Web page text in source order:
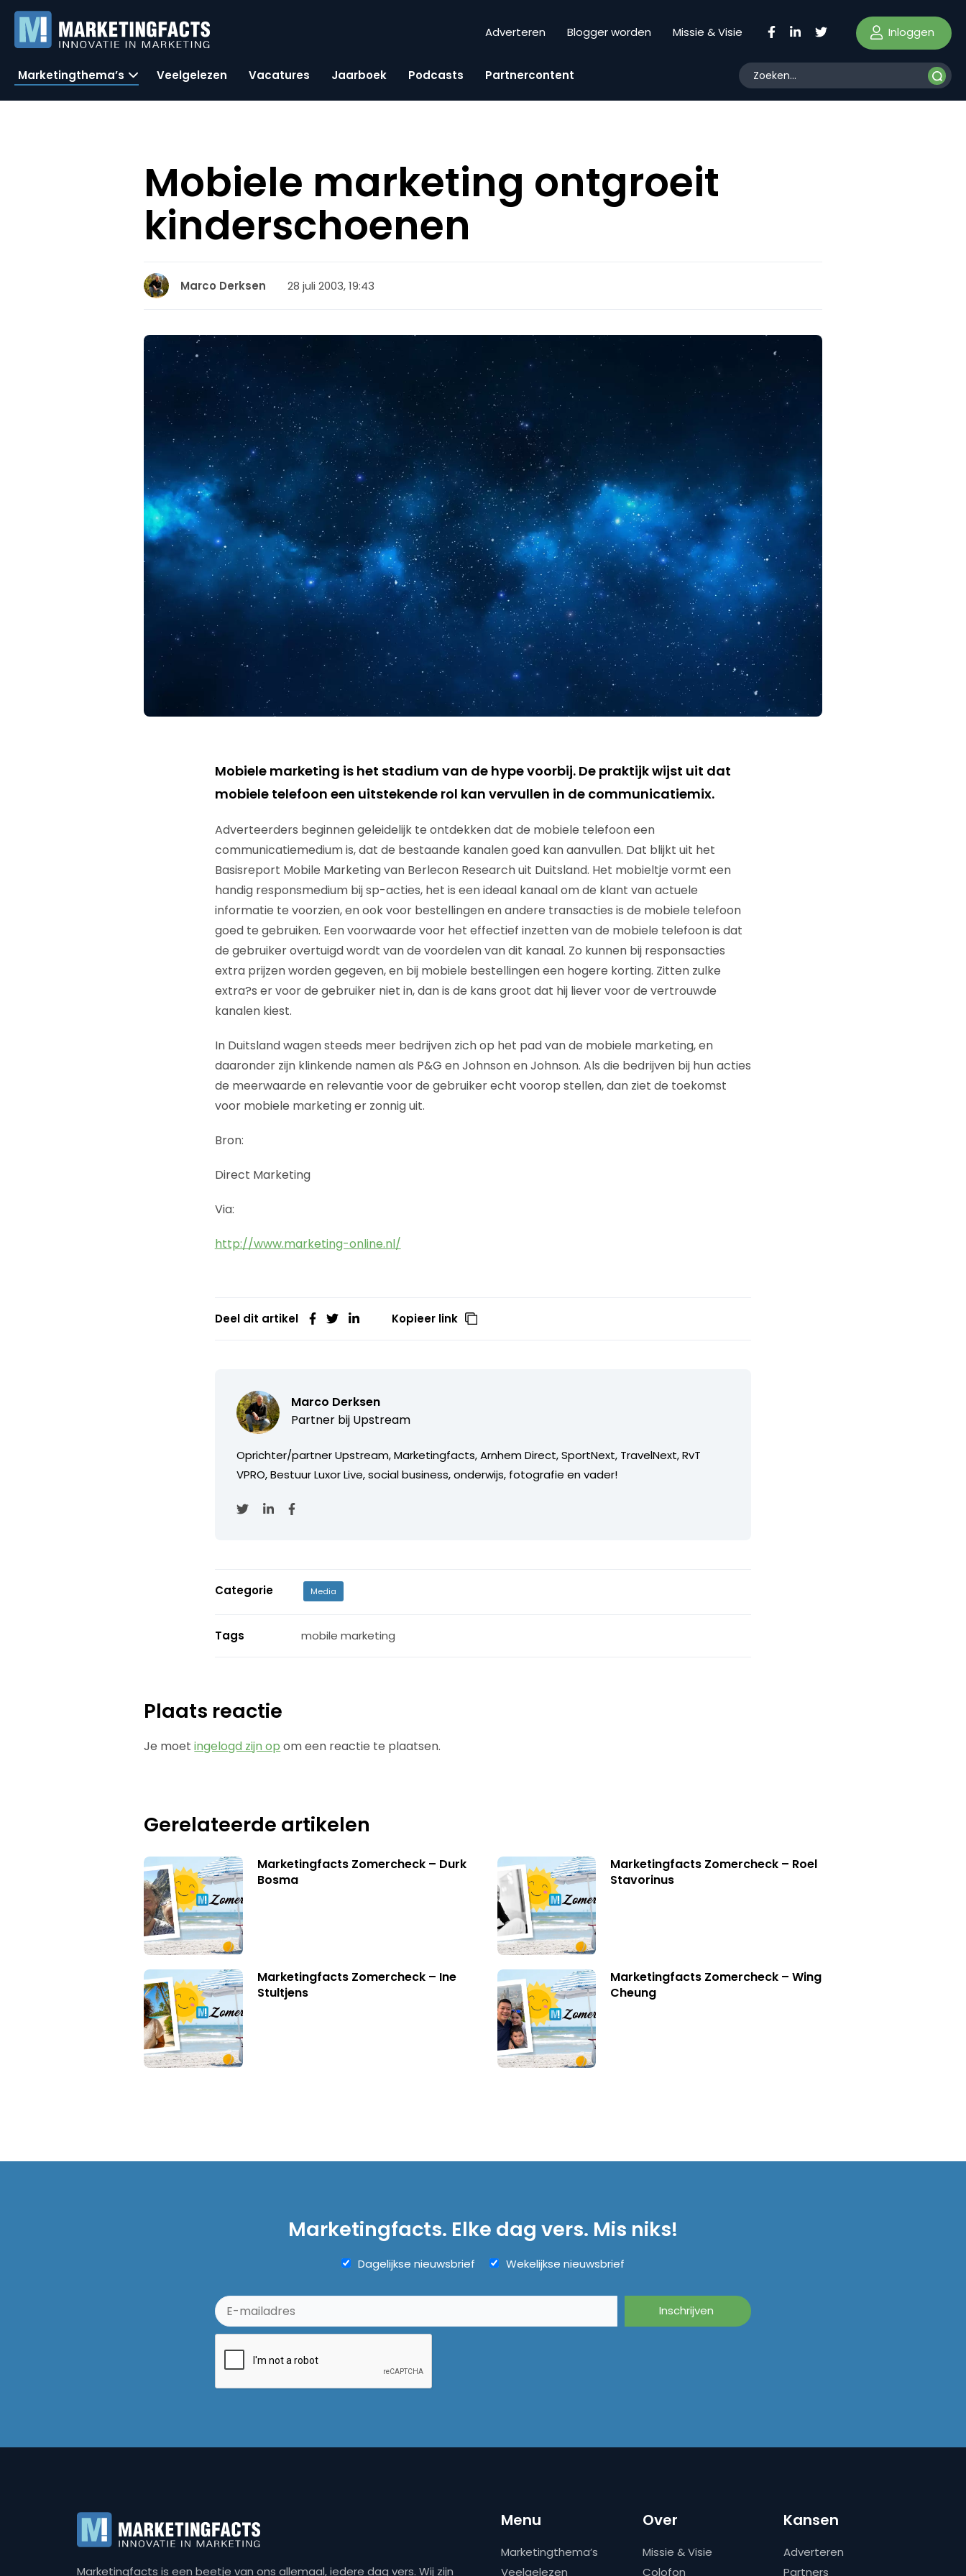
Adverteren Blogger worden Missie & Visie Inloggen
Marketingthema’s Veelgelezen Vacatures Jaarboek Podcasts Partnercontent
Mobiele marketing ontgroeit
kinderschoenen
Marco Derksen 28 juli 2003, 19:43
Mobiele marketing is het stadium van de hype voorbij. De praktijk wijst uit dat
mobiele telefoon een uitstekende rol kan vervullen in de communicatiemix.
Adverteerders beginnen geleidelijk te ontdekken dat de mobiele telefoon een
communicatiemedium is, dat de bestaande kanalen goed kan aanvullen. Dat blijkt uit het
Basisreport Mobile Marketing van Berlecon Research uit Duitsland. Het mobieltje vormt een
handig responsmedium bij sp-acties, het is een ideaal kanaal om de klant van actuele
informatie te voorzien, en ook voor bestellingen en andere transacties is de mobiele telefoon
goed te gebruiken. Een voorwaarde voor het effectief inzetten van de mobiele telefoon is dat
de gebruiker overtuigd wordt van de voordelen van dit kanaal. Zo kunnen bij responsacties
extra prijzen worden gegeven, en bij mobiele bestellingen een hogere korting. Zitten zulke
extra?s er voor de gebruiker niet in, dan is de kans groot dat hij liever voor de vertrouwde
kanalen kiest.
In Duitsland wagen steeds meer bedrijven zich op het pad van de mobiele marketing, en
daaronder zijn klinkende namen als P&G en Johnson en Johnson. Als die bedrijven bij hun acties
de meerwaarde en relevantie voor de gebruiker echt voorop stellen, dan ziet de toekomst
voor mobiele marketing er zonnig uit.
Bron:
Direct Marketing
Via:
http://www.marketing-online.nl/
Deel dit artikel Kopieer link
Marco Derksen
Partner bij Upstream
Oprichter/partner Upstream, Marketingfacts, Arnhem Direct, SportNext, TravelNext, RvT
VPRO, Bestuur Luxor Live, social business, onderwijs, fotografie en vader!
Categorie Media
Tags mobile marketing
Plaats reactie
Je moetingelogd zijn op om een reactie te plaatsen.
Gerelateerde artikelen
Marketingfacts Zomercheck – Durk
Bosma
Marketingfacts Zomercheck – Roel
Stavorinus
Marketingfacts Zomercheck – Ine
Stultjens
Marketingfacts Zomercheck – Wing
Cheung
Marketingfacts. Elke dag vers. Mis niks!
Dagelijkse nieuwsbrief Wekelijkse nieuwsbrief
Marketingfacts is een beetje van ons allemaal, iedere dag vers. Wij zijn
Menu
Marketingthema’s
Veelgelezen
Over
Missie & Visie
Colofon
Kansen
Adverteren
Partners